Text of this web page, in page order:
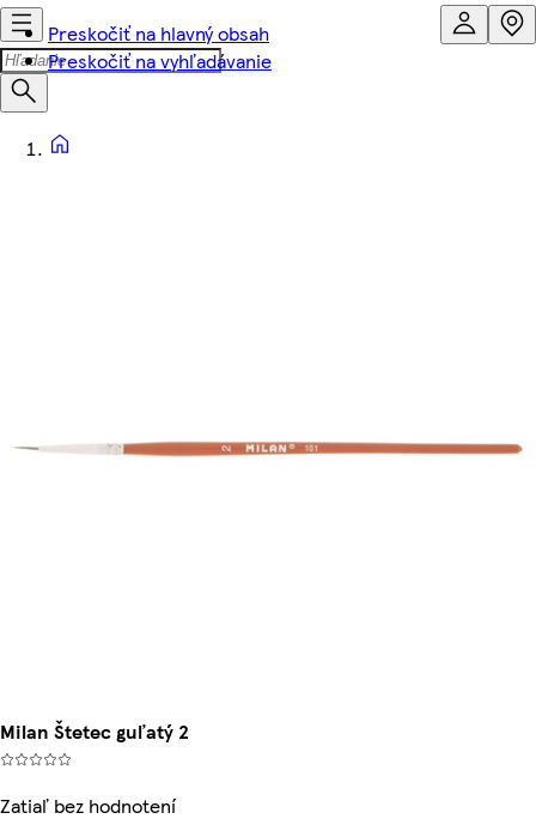
Preskočiť na hlavný obsah
Preskočiť na vyhľadávanie
Milan Štetec guľatý 2
Zatiaľ bez hodnotení